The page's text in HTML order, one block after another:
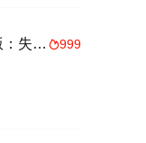
999
唐老鸭俱乐部电影版：失落的神灯